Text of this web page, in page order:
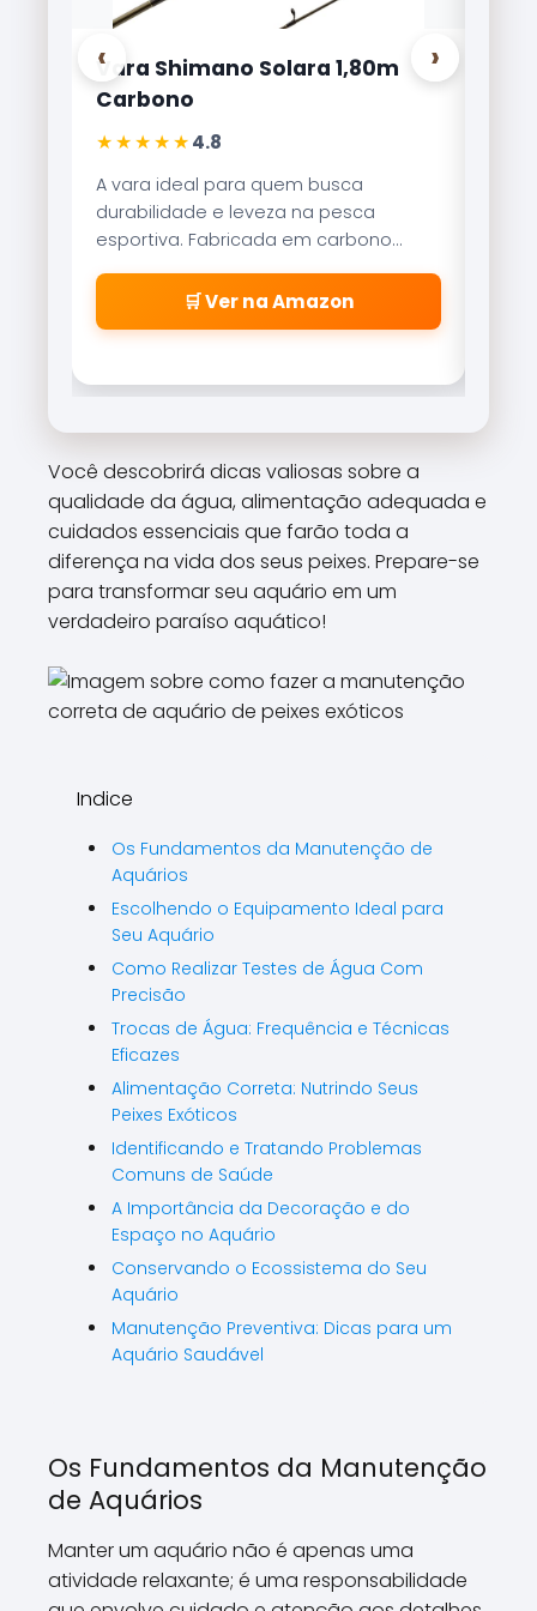
‹
Solara 1,80m
para quem busca
e leveza na pesca
Fabricada em carbono
oferece sensibilidade
fisgadas precisas.
Carretilha Marine
Referência no mercado
Brisa Lite combina
recolhimento com um
freio magnético que
\\\\\\\\".
›
Você descobrirá dicas valiosas sobre a
qualidade da água, alimentação adequada e
cuidados essenciais que farão toda a
diferença na vida dos seus peixes. Prepare-se
para transformar seu aquário em um
verdadeiro paraíso aquático!
Indice
Os Fundamentos da Manutenção de
Aquários
Escolhendo o Equipamento Ideal para
Seu Aquário
Como Realizar Testes de Água Com
Precisão
Trocas de Água: Frequência e Técnicas
Eficazes
Alimentação Correta: Nutrindo Seus
Peixes Exóticos
Identificando e Tratando Problemas
Comuns de Saúde
A Importância da Decoração e do
Espaço no Aquário
Conservando o Ecossistema do Seu
Aquário
Manutenção Preventiva: Dicas para um
Aquário Saudável
Os Fundamentos da Manutenção
de Aquários
Manter um aquário não é apenas uma
atividade relaxante; é uma responsabilidade